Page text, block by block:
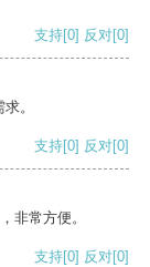
支持[0] 反对[0]
。
支持[0] 反对[0]
非常方便。
支持[0] 反对[0]